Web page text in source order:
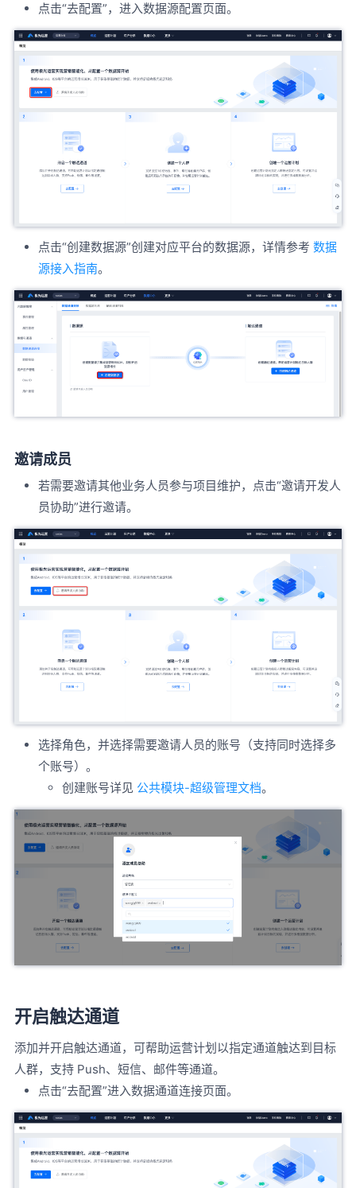
点击“去配置”，进入数据源配置页面。
点击“创建数据源”创建对应平台的数据源，详情参考 数据
源接入指南。
邀请成员
若需要邀请其他业务人员参与项目维护，点击“邀请开发人
员协助”进行邀请。
选择角色，并选择需要邀请人员的账号（支持同时选择多
个账号）。
创建账号详见 公共模块-超级管理文档。
开启触达通道
添加并开启触达通道，可帮助运营计划以指定通道触达到目标
人群，支持 Push、短信、邮件等通道。
点击“去配置”进入数据通道连接页面。